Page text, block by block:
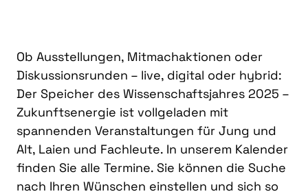
Ob Ausstellungen, Mitmachaktionen oder
Diskussionsrunden – live, digital oder hybrid:
Der Speicher des Wissenschaftsjahres 2025 –
Zukunftsenergie ist vollgeladen mit
spannenden Veranstaltungen für Jung und
Alt, Laien und Fachleute. In unserem Kalender
finden Sie alle Termine. Sie können die Suche
nach Ihren Wünschen einstellen und sich so